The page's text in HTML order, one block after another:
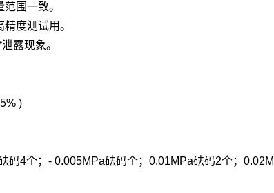
围一致。
度测试用。
露现象。
)
码4个；- 0.005MPa砝码个；0.01MPa砝码2个；